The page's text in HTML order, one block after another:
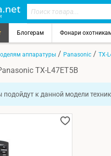
Блогерам Фонари
аппаратуры / Panasonic / TX-
TX-L47ET5B
подойдут к данной модели